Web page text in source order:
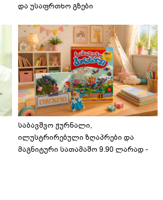
და უსაფრთხო გზები
საბავშვო ჟურნალი,
ილუსტრირებული ზღაპრები და
მაგნიტური სათამაშო 9.90 ლარად -